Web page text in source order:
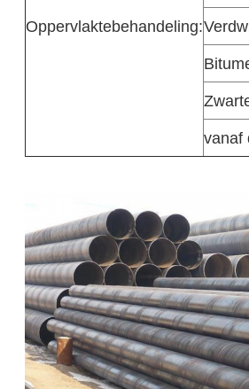
Oppervlaktebehandeling:
vanaf